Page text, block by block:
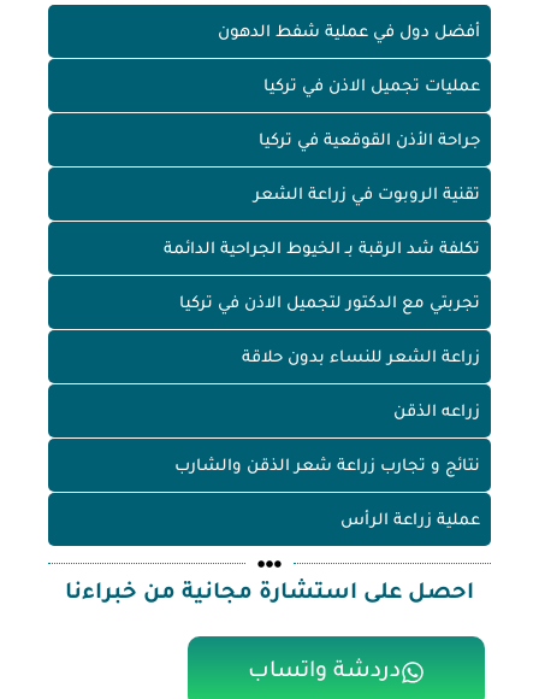
أفضل دول في عملية شفط الدهون
عمليات تجميل الاذن في تركيا
جراحة الأذن القوقعية في تركيا
تقنية الروبوت في زراعة الشعر
تكلفة شد الرقبة بـ الخيوط الجراحية الدائمة
تجربتي مع الدكتور لتجميل الاذن في تركيا
زراعة الشعر للنساء بدون حلاقة
زراعه الذقن
نتائج و تجارب زراعة شعر الذقن والشارب
عملية زراعة الرأس
احصل على استشارة مجانية من خبراءنا
دردشة واتساب